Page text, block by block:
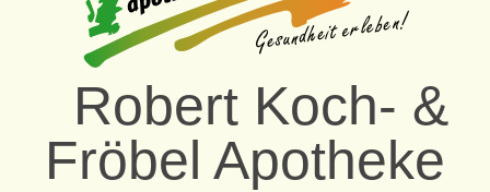
Robert Koch- &
Fröbel Apotheke